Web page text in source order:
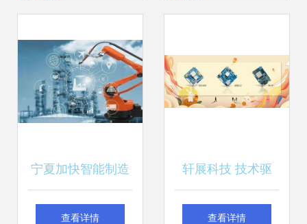
示
宁夏加快智能制造
步伐，网络科技赋
查看详情
轩展科技 技术驱
动，共庆中秋，智
查看详情